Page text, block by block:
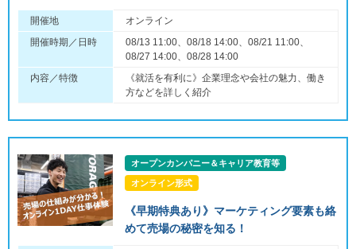
開催地
オンライン
開催時期／日時
08/13 11:00、08/18 14:00、08/21 11:00、
08/27 14:00、08/28 14:00
内容／特徴
《就活を有利に》企業理念や会社の魅力、働き
方などを詳しく紹介
オープンカンパニー＆キャリア教育等
オンライン形式
《早期特典あり》マーケティング要素も絡
めて売場の秘密を知る！